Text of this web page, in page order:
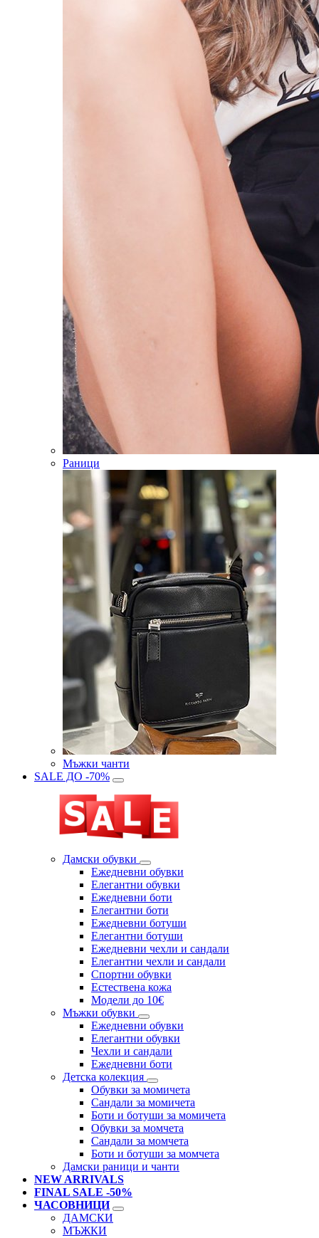
Раници
Мъжки чанти
SALE ДО -70%
Дамски обувки
Eжедневни обувки
Eлегантни обувки
Eжедневни боти
Eлегантни боти
Eжедневни ботуши
Eлегантни ботуши
Ежедневни чехли и сандали
Елегантни чехли и сандали
Спортни обувки
Естествена кожа
Модели до 10€
Мъжки обувки
Ежедневни обувки
Елегантни обувки
Чехли и сандали
Ежедневни боти
Детска колекция
Обувки за момичета
Сандали за момичета
Боти и ботуши за момичета
Обувки за момчета
Сандали за момчета
Боти и ботуши за момчета
Дамски раници и чанти
NEW ARRIVALS
FINAL SALE -50%
ЧАСОВНИЦИ
ДАМСКИ
МЪЖКИ